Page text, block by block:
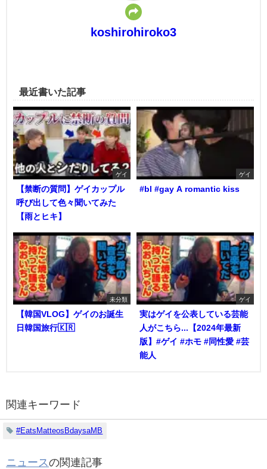
koshirohiroko3
最近書いた記事
ゲイ
【禁断の質問】ゲイカップル
呼び出して色々聞いてみた
【雨とヒキ】
ゲイ
#bl #gay A romantic kiss
未分類
【韓国VLOG】ゲイのお誕生
日韓国旅行🇰🇷
ゲイ
実はゲイを公表している芸能
人がこちら...【2024年最新
版】#ゲイ #ホモ #同性愛 #芸
能人
関連キーワード
#EatsMatteosBdaysaMB
ニュースの関連記事